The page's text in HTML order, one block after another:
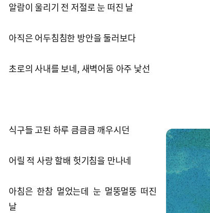
알람이 울리기 전 저절로 눈 떠진 날
아직은 어두침침한 방안을 둘러보다
초로의 사내를 보네, 새벽어둠 아주 낯선
식구들 고된 하루 큼큼큼 깨우시던
어릴 적 사랑 할배 헛기침을 만나네
아침은 한참 멀었는데 눈 멀뚱멀뚱 떠진
날